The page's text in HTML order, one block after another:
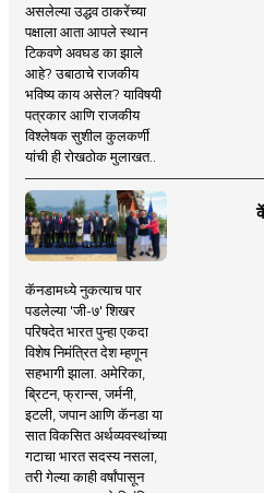
असलेल्या उद्धव ठाकरेंच्या
पक्षाला आता आपले स्थान
टिकवणे अवघड का झाले
आहे? उबाठाचे राजकीय
भविष्य काय असेल? याविषयी
पत्रकार आणि राजकीय
विश्लेषक सुशील कुलकर्णी
यांची ही रोखठोक मुलाखत..
कॅनडामध्ये नुकत्याच पार
पडलेल्या 'जी-७' शिखर
परिषदेत भारत पुन्हा एकदा
विशेष निमंत्रित देश म्हणून
सहभागी झाला. अमेरिका,
ब्रिटन, फ्रान्स, जर्मनी,
इटली, जपान आणि कॅनडा या
सात विकसित अर्थव्यवस्थांच्या
गटाचा भारत सदस्य नसला,
तरी गेल्या काही वर्षांपासून